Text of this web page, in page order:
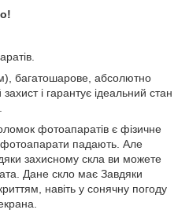
багатошарове, абсолютно
і гарантує ідеальний стан
фотоапаратів є фізичне
падають. Але
захисному скла ви можете
Дане скло має Завдяки
навіть у сонячну погоду